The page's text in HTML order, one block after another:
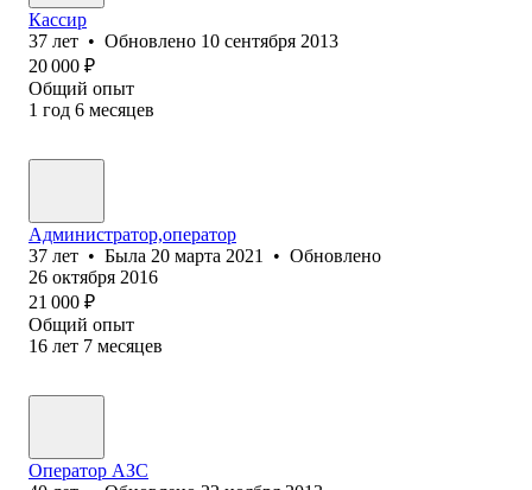
Кассир
37 лет • Обновлено 10 сентября 2013
20 000 ₽
Общий опыт
1 год 6 месяцев
Администратор,оператор
37 лет • Была 20 марта 2021 • Обновлено
26 октября 2016
21 000 ₽
Общий опыт
16 лет 7 месяцев
Оператор АЗС